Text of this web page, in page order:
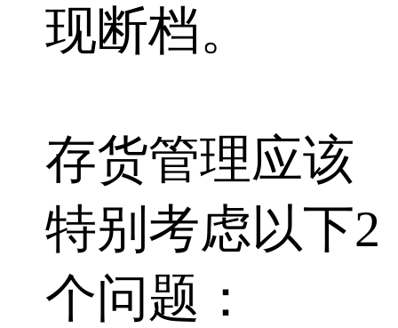
现断档。
存货管理应该
特别考虑以下2
个问题：